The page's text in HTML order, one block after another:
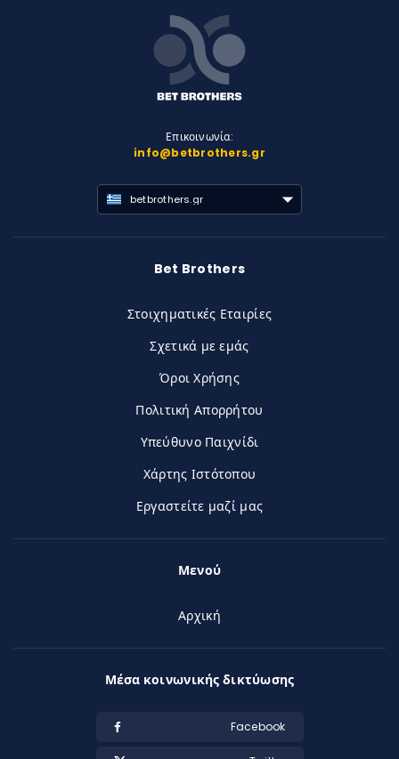
Επικοινωνία:
info@betbrothers.gr
betbrothers.gr
Bet Brothers
Στοιχηματικές Εταιρίες
Σχετικά με εμάς
Όροι Χρήσης
Πολιτική Απορρήτου
Υπεύθυνο Παιχνίδι
Χάρτης Ιστότοπου
Εργαστείτε μαζί μας
Μενού
Αρχική
Μέσα κοινωνικής δικτύωσης
Facebook